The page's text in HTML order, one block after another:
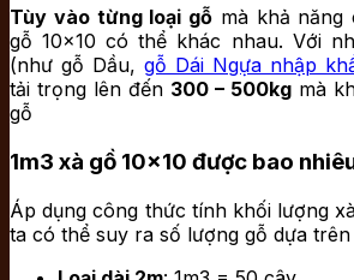
Tùy vào từng loại gỗ mà khả
gỗ 10×10 có thể khác nhau. Với
(như gỗ Dầu, gỗ Dái Ngựa nhập
tải trọng lên đến 300 – 500kg mà
gỗ
1m3 xà gồ 10×10 được bao
Áp dụng công thức tính khối lượng
ta có thể suy ra số lượng gỗ dựa